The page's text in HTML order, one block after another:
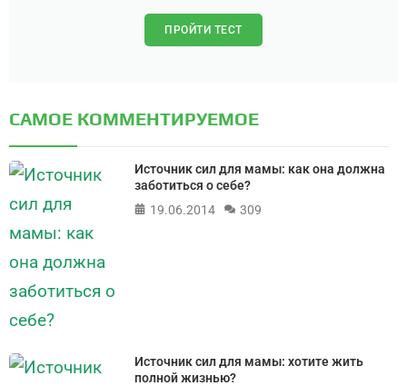
ПРОЙТИ ТЕСТ
САМОЕ КОММЕНТИРУЕМОЕ
Источник сил для мамы: как она должна
заботиться о себе?
19.06.2014
309
Источник сил для мамы: хотите жить
полной жизнью?